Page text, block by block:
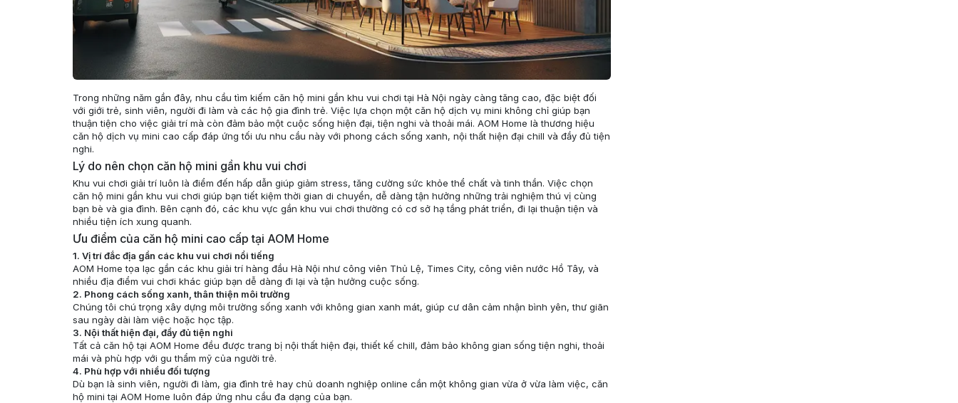
Trong những năm gần đây, nhu cầu tìm kiếm căn hộ mini gần khu vui chơi tại Hà Nội ngày càng tăng cao, đặc biệt đối
với giới trẻ, sinh viên, người đi làm và các hộ gia đình trẻ. Việc lựa chọn một căn hộ dịch vụ mini không chỉ giúp bạn
thuận tiện cho việc giải trí mà còn đảm bảo một cuộc sống hiện đại, tiện nghi và thoải mái. AOM Home là thương hiệu
căn hộ dịch vụ mini cao cấp đáp ứng tối ưu nhu cầu này với phong cách sống xanh, nội thất hiện đại chill và đầy đủ tiện
nghi.
Lý do nên chọn căn hộ mini gần khu vui chơi
Khu vui chơi giải trí luôn là điểm đến hấp dẫn giúp giảm stress, tăng cường sức khỏe thể chất và tinh thần. Việc chọn
căn hộ mini gần khu vui chơi giúp bạn tiết kiệm thời gian di chuyển, dễ dàng tận hưởng những trải nghiệm thú vị cùng
bạn bè và gia đình. Bên cạnh đó, các khu vực gần khu vui chơi thường có cơ sở hạ tầng phát triển, đi lại thuận tiện và
nhiều tiện ích xung quanh.
Ưu điểm của căn hộ mini cao cấp tại AOM Home
1. Vị trí đắc địa gần các khu vui chơi nổi tiếng
AOM Home tọa lạc gần các khu giải trí hàng đầu Hà Nội như công viên Thủ Lệ, Times City, công viên nước Hồ Tây, và
nhiều địa điểm vui chơi khác giúp bạn dễ dàng đi lại và tận hưởng cuộc sống.
2. Phong cách sống xanh, thân thiện môi trường
Chúng tôi chú trọng xây dựng môi trường sống xanh với không gian xanh mát, giúp cư dân cảm nhận bình yên, thư giãn
sau ngày dài làm việc hoặc học tập.
3. Nội thất hiện đại, đầy đủ tiện nghi
Tất cả căn hộ tại AOM Home đều được trang bị nội thất hiện đại, thiết kế chill, đảm bảo không gian sống tiện nghi, thoải
mái và phù hợp với gu thẩm mỹ của người trẻ.
4. Phù hợp với nhiều đối tượng
Dù bạn là sinh viên, người đi làm, gia đình trẻ hay chủ doanh nghiệp online cần một không gian vừa ở vừa làm việc, căn
hộ mini tại AOM Home luôn đáp ứng nhu cầu đa dạng của bạn.